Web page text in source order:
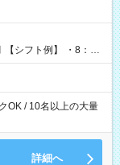
OK / 10名以上の大量
詳細へ